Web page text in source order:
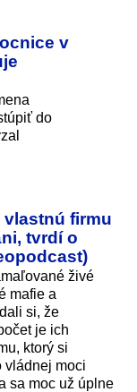
v
do
firmu
tvrdí o
živé
mafie a
si, že
je ich
ktorý si
vládnej moci
sa moc už úplne